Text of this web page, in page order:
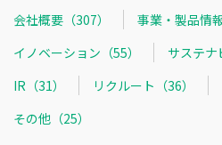
会社概要（307）
事業・製品情
イノベーション（55）
サステナ
IR（31）
リクルート（36）
その他（25）